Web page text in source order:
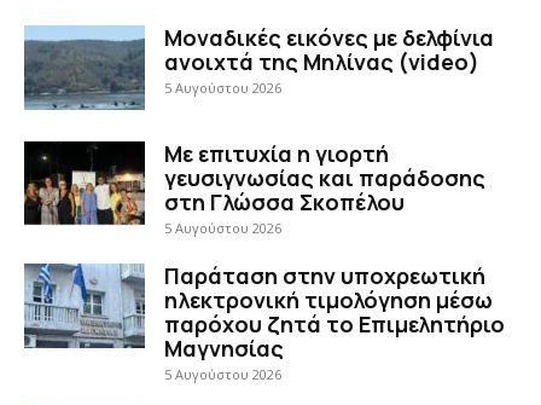
Μοναδικές εικόνες με δελφίνια
ανοιχτά της Μηλίνας (video)
5 Αυγούστου 2026
Με επιτυχία η γιορτή
γευσιγνωσίας και παράδοσης
στη Γλώσσα Σκοπέλου
5 Αυγούστου 2026
Παράταση στην υποχρεωτική
ηλεκτρονική τιμολόγηση μέσω
παρόχου ζητά το Επιμελητήριο
Μαγνησίας
5 Αυγούστου 2026